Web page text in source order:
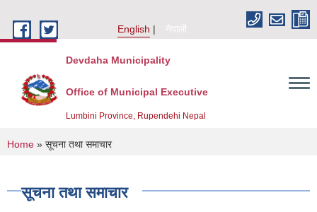
English
नेपाली
Devdaha Municipality
Office of Municipal Executive
Lumbini Province, Rupendehi Nepal
You are here
Home » सूचना तथा समाचार
सूचना तथा समाचार